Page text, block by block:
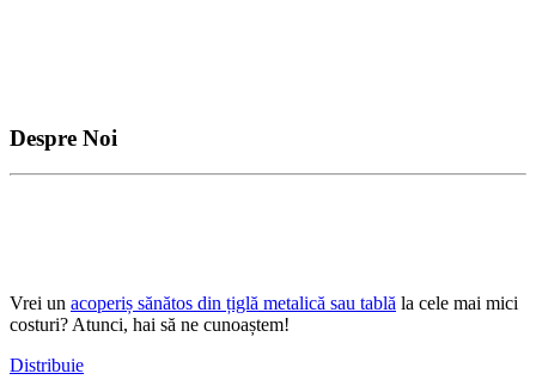
Despre Noi
Vrei un acoperiș sănătos din țiglă metalică sau tablă la cele mai mici
costuri? Atunci, hai să ne cunoaștem!
Distribuie